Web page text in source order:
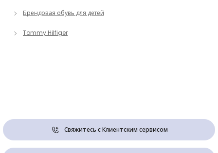
Брендовая обувь для детей
Tommy Hilfiger
Свяжитесь с Клиентским сервисом